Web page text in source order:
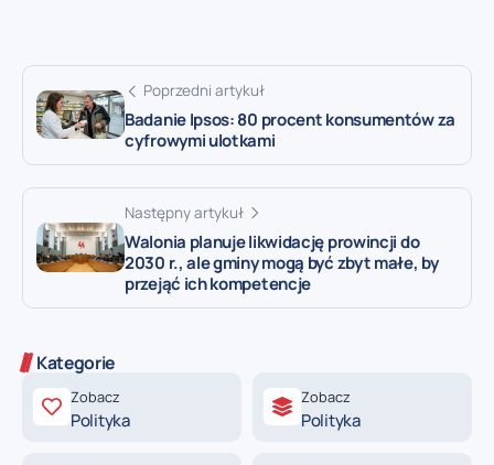
Poprzedni artykuł
Badanie Ipsos: 80 procent konsumentów za
cyfrowymi ulotkami
Następny artykuł
Walonia planuje likwidację prowincji do
2030 r., ale gminy mogą być zbyt małe, by
przejąć ich kompetencje
Kategorie
Zobacz
Polityka
Zobacz
Polityka